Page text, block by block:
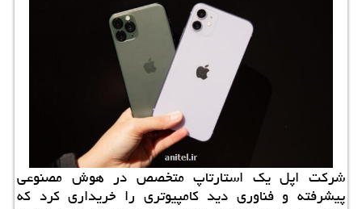
شركت اپل یك استارتاپ متخصص در هوش مصنوعی
پیشرفته و فناوری دید كامپیوتری را خریداری كرد كه